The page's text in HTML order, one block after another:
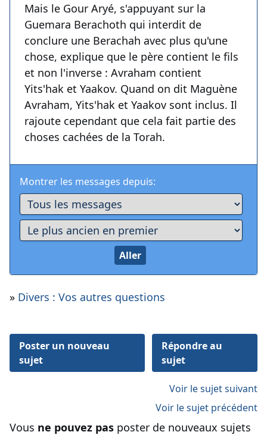
Mais le Gour Aryé, s'appuyant sur la
Guemara Berachoth qui interdit de
conclure une Berachah avec plus qu'une
chose, explique que le père contient le fils
et non l'inverse : Avraham contient
Yits'hak et Yaakov. Quand on dit Maguène
Avraham, Yits'hak et Yaakov sont inclus. Il
rajoute cependant que cela fait partie des
choses cachées de la Torah.
Montrer les messages depuis:
» Divers : Vos autres questions
Poster un nouveau
sujet
Répondre au
sujet
Voir le sujet suivant
Voir le sujet précédent
Vous ne pouvez pas poster de nouveaux sujets